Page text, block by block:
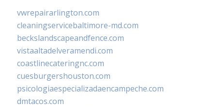
vwrepairarlington.com
cleaningservicebaltimore-md.com
beckslandscapeandfence.com
vistaaltadelveramendi.com
coastlinecateringnc.com
cuesburgershouston.com
psicologiaespecializadaencampeche.com
dmtacos.com